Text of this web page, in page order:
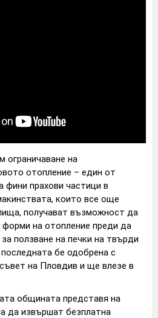
ограничаване на
отопление – един от
фини прахови частици в
които все още
получават възможност да
на отопление преди да
ползване на печки на твърди
бе одобрена с
на Пловдив и ще влезе в
общината представя на
да извършат безплатна